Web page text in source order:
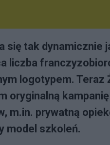
się tak dynamicznie
liczba
logotypem.
oryginalną
m.in. prywatną
model szkoleń.